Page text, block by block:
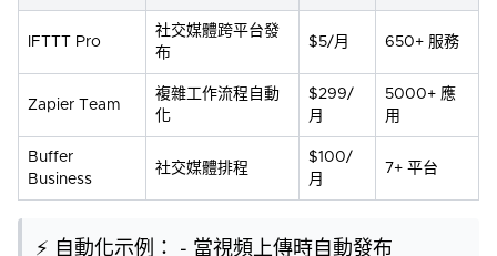
IFTTT Pro
社交媒體跨平台發
布
$5/月 650+ 服務
Zapier Team
複雜工作流程自動
化
$299/
月
5000+ 應
用
Buffer
Business
社交媒體排程
$100/
月
7+ 平台
⚡ 自動化示例： - 當視頻上傳時自動發布